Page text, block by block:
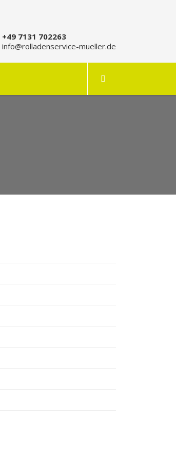
+49 7131 702263
info@rolladenservice-mueller.de